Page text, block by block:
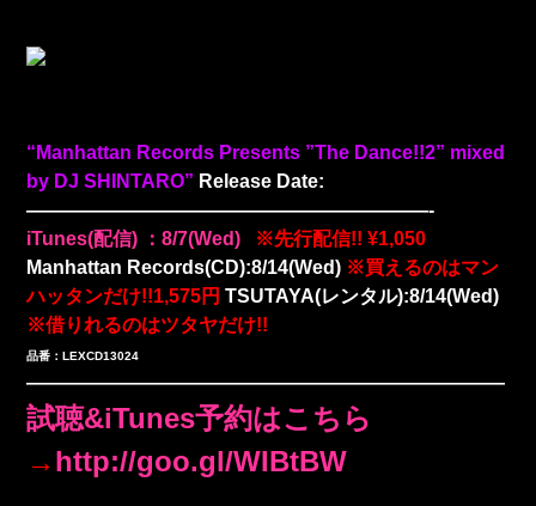
“Manhattan Records Presents ”The Dance!!2” mixed
by DJ SHINTARO” Release Date:
—————————————————————-
iTunes(配信) ：8/7(Wed)
※先行配信!! ¥1,050
Manhattan Records(CD):8/14(Wed) ※買えるのはマン
ハッタンだけ!!1,575円 TSUTAYA(レンタル):8/14(Wed)
※借りれるのはツタヤだけ!!
品番：LEXCD13024
—————————————————————————
試聴&iTunes予約はこちら
→ http://goo.gl/WIBtBW